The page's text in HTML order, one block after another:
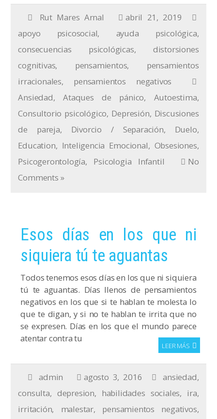
Rut Mares Arnal
abril 21, 2019
apoyo psicosocial, ayuda psicológica,
consecuencias psicológicas, distorsiones
cognitivas, pensamientos, pensamientos
irracionales, pensamientos negativos
Ansiedad,Ataques de pánico, Autoestima,
Consultorio psicológico, Depresión, Discusiones
de pareja, Divorcio / Separación, Duelo,
Education, Inteligencia Emocional, Obsesiones,
Psicogerontología, Psicologia Infantil
No
Comments »
Esos días en los que ni
siquiera tú te aguantas
Todos tenemos esos días en los que ni siquiera
tú te aguantas. Días llenos de pensamientos
negativos en los que si te hablan te molesta lo
que te digan, y si no te hablan te irrita que no
se expresen. Días en los que el mundo parece
atentar contra tu
LEER MÁS
admin agosto 3, 2016 ansiedad,
consulta, depresion, habilidades sociales, ira,
irritación, malestar, pensamientos negativos,